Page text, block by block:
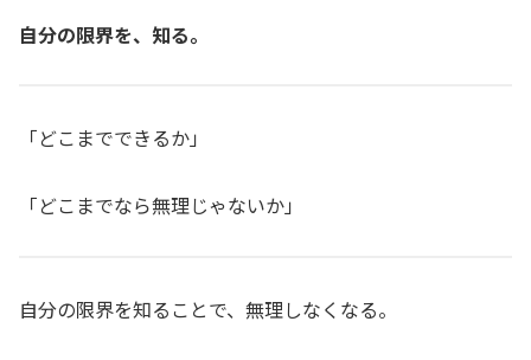
自分の限界を、知る。
「どこまでできるか」
「どこまでなら無理じゃないか」
自分の限界を知ることで、無理しなくなる。